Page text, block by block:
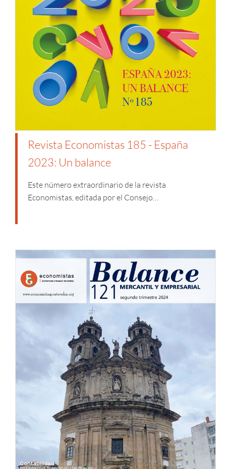
Revista Economistas 185 - España
2023: Un balance
Este número extraordinario de la revista
Economistas, editada por el Consejo…